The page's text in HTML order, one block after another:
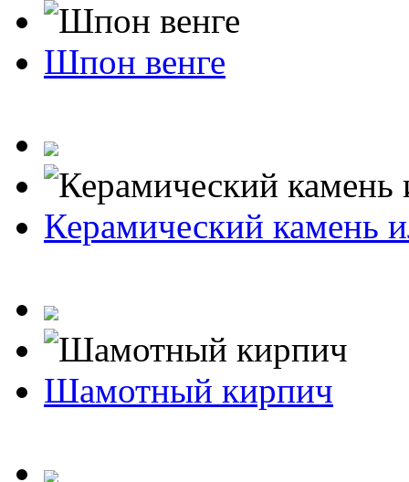
Шпон венге
Керамический камень
Шамотный кирпич